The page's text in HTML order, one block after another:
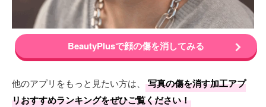
BeautyPlusで顔の傷を消してみる
他のアプリをもっと見たい方は、
写真の傷を消す加工アプ
リおすすめランキングをぜひご覧ください！